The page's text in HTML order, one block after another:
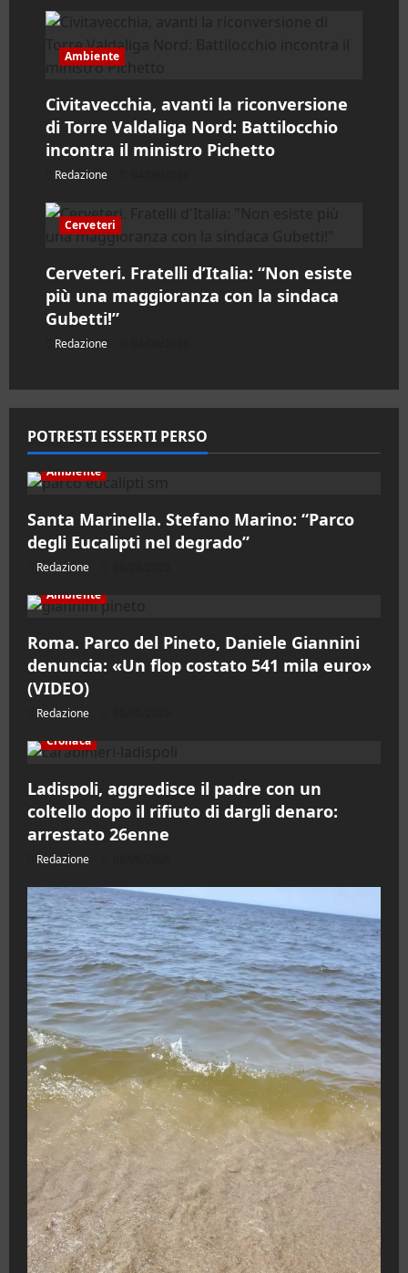
Ambiente
Civitavecchia, avanti la riconversione
di Torre Valdaliga Nord: Battilocchio
incontra il ministro Pichetto
Redazione
Cerveteri
Cerveteri. Fratelli d’Italia: “Non esiste
più una maggioranza con la sindaca
Gubetti!”
Redazione
POTRESTI ESSERTI PERSO
Ambiente
Santa Marinella. Stefano Marino: “Parco
degli Eucalipti nel degrado”
Redazione
Ambiente
Roma. Parco del Pineto, Daniele Giannini
denuncia: «Un flop costato 541 mila euro»
(VIDEO)
Redazione
Cronaca
Ladispoli, aggredisce il padre con un
coltello dopo il rifiuto di dargli denaro:
arrestato 26enne
Redazione